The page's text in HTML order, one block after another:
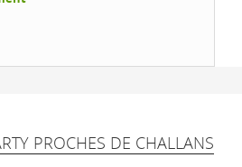
PROCHES DE CHALLANS